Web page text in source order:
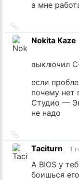
а мне
на
источник
Nokita Kaze
выключил
если
почему
Студио —
не надо
на
источник
Taciturn 1
А BIOS у
боишься